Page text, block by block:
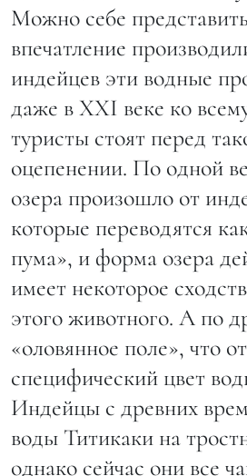
Можно себе
впечатление
индейцев эти водные
даже в XXI веке ко
туристы стоят перед
оцепенении. По одной
озера произошло от
которые переводятся
пума», и форма озера
имеет некоторое
этого животного. А по
«оловянное поле», что
специфический цвет
Индейцы с древних
воды Титикаки на
однако сейчас они все